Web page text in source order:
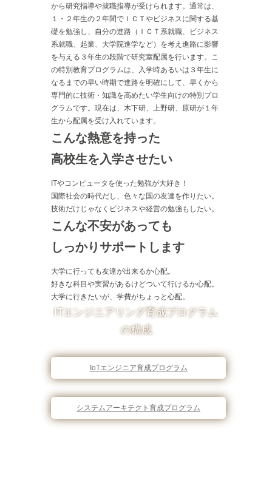
から研究指導や就職指導が受けられます。通常は、
１・２年生の２年間でＩＣＴやビジネスに関する基
礎を勉強し、自分の進路（ＩＣＴ系就職、ビジネス
系就職、起業、大学院進学など）を考え進路に影響
を与える３年生の段階で研究室配属を行います。こ
の特別教育プログラムは、入学時あるいは３年生に
なるまでの早い時期で進路を明確にして、早くから
専門的に技術・知識を高めたい学生向けの特別プロ
グラムです。現在は、木下研、上野研、原研が１年
生から配属を受け入れています。
こんな熱意を持った
高校生を入学させたい
ITやコンピュータを使った勉強が大好き！
国際社会の時代だし、色々な国の友達を作りたい。
技術だけじゃなくビジネスや経営の勉強もしたい。
こんな不安があっても
しっかりサポートします
大学に行っても友達が出来るか心配。
好きな科目や実習があるけどついて行けるか心配。
大学に行きたいが、学費がちょっと心配。
ITエンジニアリング育成プログラム
の構成
IoTエンジニア育成プログラム
システムアーキテクト育成プログラム